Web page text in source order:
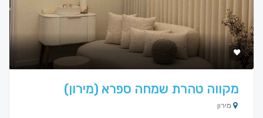
מקווה טהרת שמחה ספרא (מירון)
מירון